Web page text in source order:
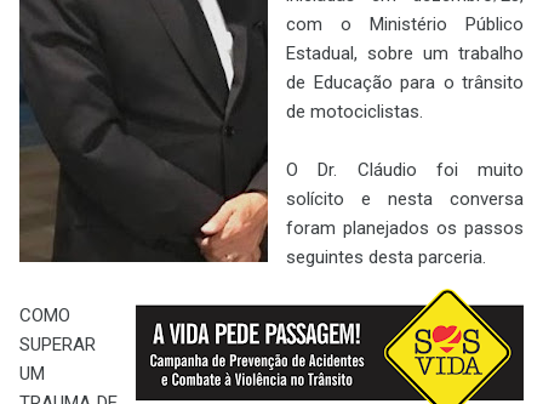
com o Ministério Público
Estadual, sobre um trabalho
de Educação para o trânsito
de motociclistas.
O Dr. Cláudio foi muito
solícito e nesta conversa
foram planejados os passos
seguintes desta parceria.
COMO
SUPERAR
UM